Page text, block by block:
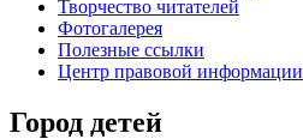
Творчество читателей
Фотогалерея
Полезные ссылки
Центр правовой информации
Город детей